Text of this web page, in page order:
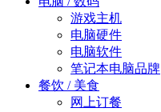
游戏主机
电脑硬件
电脑软件
笔记本电脑品牌
餐饮 / 美食
网上订餐